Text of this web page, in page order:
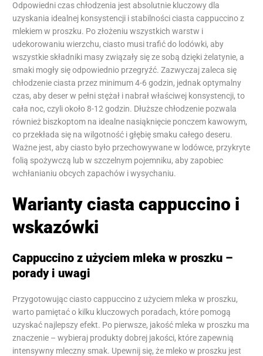
Odpowiedni czas chłodzenia jest absolutnie kluczowy dla
uzyskania idealnej konsystencji i stabilności ciasta cappuccino z
mlekiem w proszku. Po złożeniu wszystkich warstw i
udekorowaniu wierzchu, ciasto musi trafić do lodówki, aby
wszystkie składniki masy związały się ze sobą dzięki żelatynie, a
smaki mogły się odpowiednio przegryźć. Zazwyczaj zaleca się
chłodzenie ciasta przez minimum 4-6 godzin, jednak optymalny
czas, aby deser w pełni stężał i nabrał właściwej konsystencji, to
cała noc, czyli około 8-12 godzin. Dłuższe chłodzenie pozwala
również biszkoptom na idealne nasiąknięcie ponczem kawowym,
co przekłada się na wilgotność i głębię smaku całego deseru.
Ważne jest, aby ciasto było przechowywane w lodówce, przykryte
folią spożywczą lub w szczelnym pojemniku, aby zapobiec
wchłanianiu obcych zapachów i wysychaniu.
Warianty ciasta cappuccino i
wskazówki
Cappuccino z użyciem mleka w proszku –
porady i uwagi
Przygotowując ciasto cappuccino z użyciem mleka w proszku,
warto pamiętać o kilku kluczowych poradach, które pomogą
uzyskać najlepszy efekt. Po pierwsze, jakość mleka w proszku ma
znaczenie – wybieraj produkty dobrej jakości, które zapewnią
intensywny mleczny smak. Upewnij się, że mleko w proszku jest